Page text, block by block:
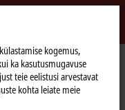
26, 2025
kogemus,
ka kasutusmugavuse
teie eelistusi arvestavat
kohta leiate meie